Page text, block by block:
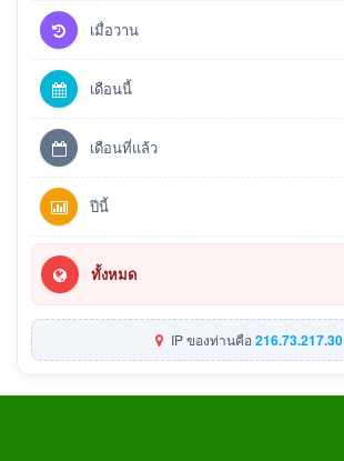
เมื่อวาน
เดือนนี้
เดือนที่แล้ว
ปีนี้
ทั้งหมด
IP ของท่านคือ216.73.217.30